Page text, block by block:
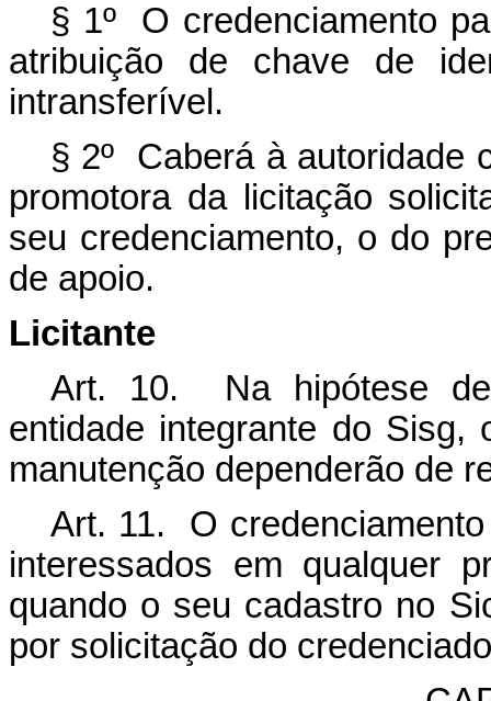
§ 1º O credenciamento
atribuição de chave de
intransferível.
§ 2º Caberá à autoridade
promotora da licitação
seu credenciamento, o do
de apoio.
Licitante
Art. 10. Na hipótese
entidade integrante do Sisg,
manutenção dependerão de
Art. 11. O
interessados em qualquer
quando o seu cadastro no
por solicitação do